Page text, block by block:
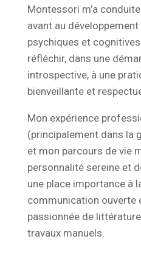
Montessori m’a
avant au
psychiques et cognitives
réfléchir, dans une
introspective, à une
bienveillante et
Mon expérience
(principalement dans la
et mon parcours de vie
personnalité sereine et
une place importance à
communication ouverte
passionnée de
travaux manuels.